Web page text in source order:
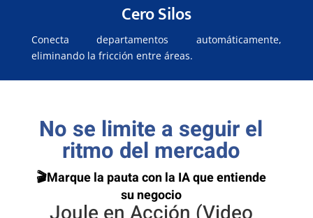
Cero Silos
Conecta departamentos automáticamente,
eliminando la fricción entre áreas.
No se limite a seguir el
ritmo del mercado
🎬Marque la pauta con la IA que entiende
su negocio